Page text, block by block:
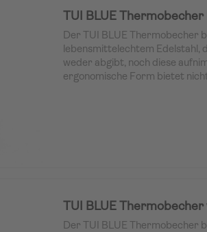
TUI BLUE Thermobecher
Der TUI BLUE Thermobecher
lebensmittelechtem Edelstahl,
weder abgibt, noch diese
ergonomische Form bietet
TUI BLUE
Der TUI BLUE Thermobecher